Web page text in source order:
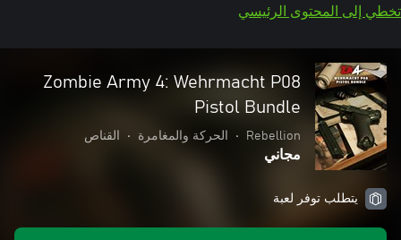
تخطي إلى المحتوى الرئيسي
Zombie Army 4: Wehrmacht P08
Pistol Bundle
Rebellion
• الحركة والمغامرة • القناص
مجاني
يتطلب توفر لعبة